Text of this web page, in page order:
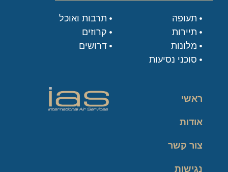
תעופה
תיירות
מלונות
סוכני נסיעות
תרבות ואוכל
קרוזים
דרושים
ראשי
אודות
צור קשר
נגישות